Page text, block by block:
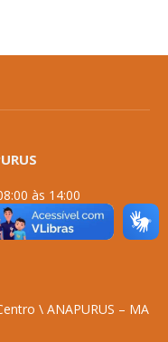
às 14:00
\ ANAPURUS – MA